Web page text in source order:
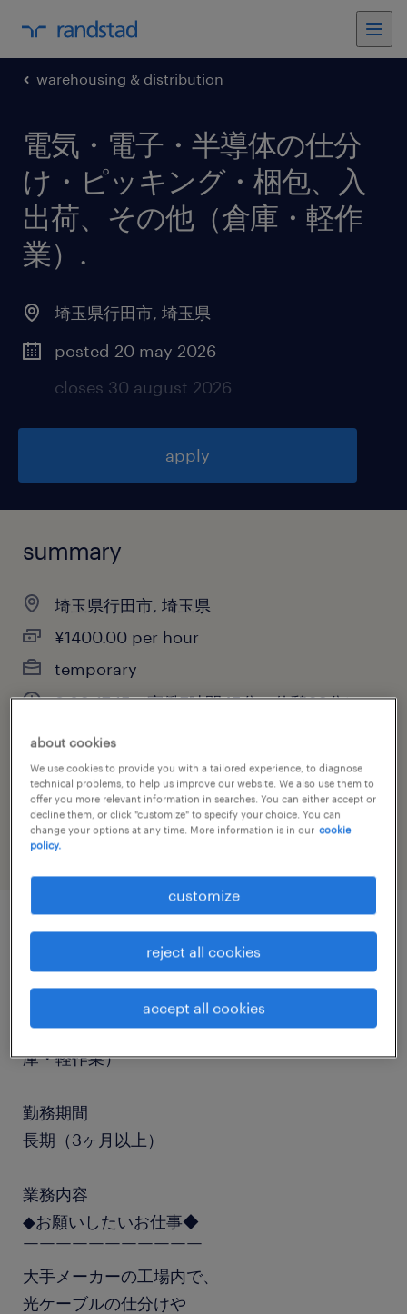
warehousing & distribution
電気・電子・半導体の仕分
け・ピッキング・梱包、入
出荷、その他（倉庫・軽作
業） .
埼玉県行田市, 埼玉県
posted 20 may 2026
closes 30 august 2026
apply
summary
埼玉県行田市, 埼玉県
¥1400.00 per hour
temporary
8:30-17:15（実働7時間45分・休憩60分）
job category
warehousing & distribution
仕分け・ピッキング・梱包、入出荷、その他（倉
庫・軽作業）
勤務期間
長期（3ヶ月以上）
業務内容
◆お願いしたいお仕事◆
￣￣￣￣￣￣￣￣￣￣￣
大手メーカーの工場内で、
光ケーブルの仕分けや
about cookies
We use cookies to provide you with a tailored experience, to diagnose
technical problems, to help us improve our website. We also use them to
offer you more relevant information in searches. You can either accept or
decline them, or click "customize" to specify your choice. You can
change your options at any time. More information is in our cookie
policy.
customize
reject all cookies
accept all cookies